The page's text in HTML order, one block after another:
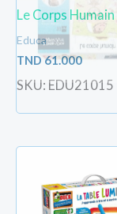
Le Corps Humain
Educa
TND61.000
SKU: EDU21015